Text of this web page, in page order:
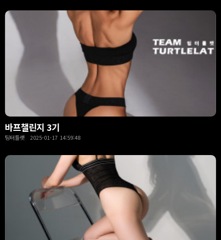
바프챌린지 3기
팀터틀랫 2025-01-17 14:59:48